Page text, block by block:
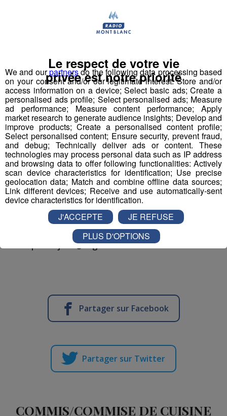
NOM ENTREPRISE :TOUT EN BEAUTE
CV ET LETTRE MOTIVATION à adresser :
Mme
Edith JOND
MODE DE CONTACT :
pierre.jond@cegetel.net
Partager sur Facebook
Partager sur Twitter
COMMIS/COMMISE DE CUISINE
We and ourpartnersdo the following data processing based
on your consent and/or our legitimate interest: Store and/or
access information on a device; Select basic ads; Create a
personalised ads profile; Select personalised ads; Measure
ad performance; Measure content performance; Apply
market research to generate audience insights; Develop and
improve products; Create a personalised content profile;
Select personalised content; Ensure security, prevent fraud,
and debug; Technically deliver ads or content. These
technologies may process personal data such as IP address
and browsing data to offer following functionalities: Actively
scan device characteristics for identification; Use precise
geolocation data; Match and combine offline data sources;
Link different devices; Receive and use automatically-sent
device characteristics for identification.
Le respect de votre vie
privée est notre priorité
J'ACCEPTE
JE REFUSE
PLUS D'OPTIONS